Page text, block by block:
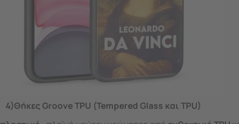
4)Θήκες Groove TPU (Tempered Glass και TPU)